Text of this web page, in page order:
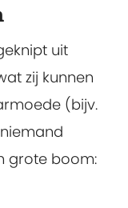
uit
zij kunnen
(bijv.
grote boom: